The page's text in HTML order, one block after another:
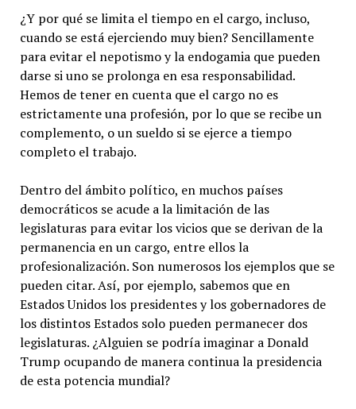
¿Y por qué se limita el tiempo en el cargo, incluso,
cuando se está ejerciendo muy bien? Sencillamente
para evitar el nepotismo y la endogamia que pueden
darse si uno se prolonga en esa responsabilidad.
Hemos de tener en cuenta que el cargo no es
estrictamente una profesión, por lo que se recibe un
complemento, o un sueldo si se ejerce a tiempo
completo el trabajo.
Dentro del ámbito político, en muchos países
democráticos se acude a la limitación de las
legislaturas para evitar los vicios que se derivan de la
permanencia en un cargo, entre ellos la
profesionalización. Son numerosos los ejemplos que se
pueden citar. Así, por ejemplo, sabemos que en
Estados Unidos los presidentes y los gobernadores de
los distintos Estados solo pueden permanecer dos
legislaturas. ¿Alguien se podría imaginar a Donald
Trump ocupando de manera continua la presidencia
de esta potencia mundial?